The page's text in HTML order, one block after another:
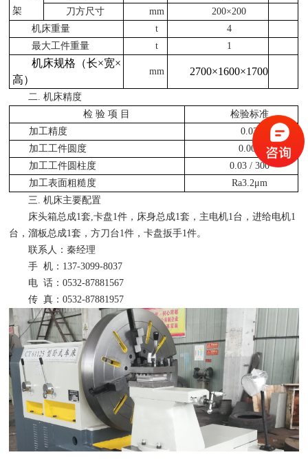
架
刀方尺寸
mm 200×200
机床重量
t
4
最大工件重量
t 1
机床规格（长×宽×
高）
mm 2700×1600×1700
二. 机床精度
检 验 项 目
检验标准
加工精度
0.03
加工工件圆度
0.005
加工工件圆柱度
0.03 / 300
加工表面粗糙度
Ra3.2μm
三. 机床主要配置
床头箱总成1套,卡盘1件，床身总成1套，主电机1台，进给电机1
台，溜板总成1套，方刀台1件，卡盘扳手1件。
联系人：秦经理
手 机：137-3099-8037
电 话：0532-87881567
传 真：0532-87881957